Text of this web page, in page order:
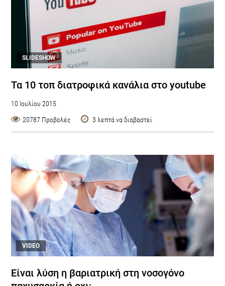
SLIDESHOW
Τα 10 τοπ διατροφικά κανάλια στο youtube
10 Ιουλίου 2015
20787 Προβολές
3 λεπτά να διαβαστεί
VIDEO
Είναι λύση η βαριατρική στη νοσογόνο